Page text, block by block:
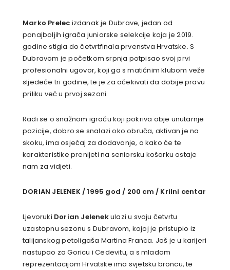
Marko Prelec izdanak je Dubrave, jedan od
ponajboljih igrača juniorske selekcije koja je 2019.
godine stigla do četvrtfinala prvenstva Hrvatske. S
Dubravom je početkom srpnja potpisao svoj prvi
profesionalni ugovor, koji ga s matičnim klubom veže
sljedeće tri godine, te je za očekivati da dobije pravu
priliku već u prvoj sezoni.
Radi se o snažnom igraču koji pokriva obje unutarnje
pozicije, dobro se snalazi oko obruča, aktivan je na
skoku, ima osjećaj za dodavanje, a kako će te
karakteristike prenijeti na seniorsku košarku ostaje
nam za vidjeti.
DORIAN JELENEK / 1995 god / 200 cm / Krilni centar
Ljevoruki Dorian Jelenekulazi u svoju četvrtu
uzastopnu sezonu s Dubravom, kojoj je pristupio iz
talijanskog petoligaša Martina Franca. Još je u karijeri
nastupao za Goricu i Cedevitu, a s mladom
reprezentacijom Hrvatske ima svjetsku broncu, te